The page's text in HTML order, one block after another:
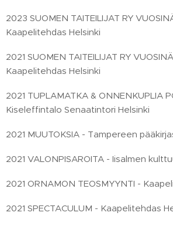
2023 SUOMEN TAITEILIJAT RY
Kaapelitehdas Helsinki
2021 SUOMEN TAITEILIJAT RY
Kaapelitehdas Helsinki
2021 TUPLAMATKA & ONNENKUPLIA
Kiseleffintalo Senaatintori Helsinki
2021 MUUTOKSIA - Tampereen
2021 VALONPISAROITA - Iisalmen
2021 ORNAMON TEOSMYYNTI -
2021 SPECTACULUM - Kaapelitehdas